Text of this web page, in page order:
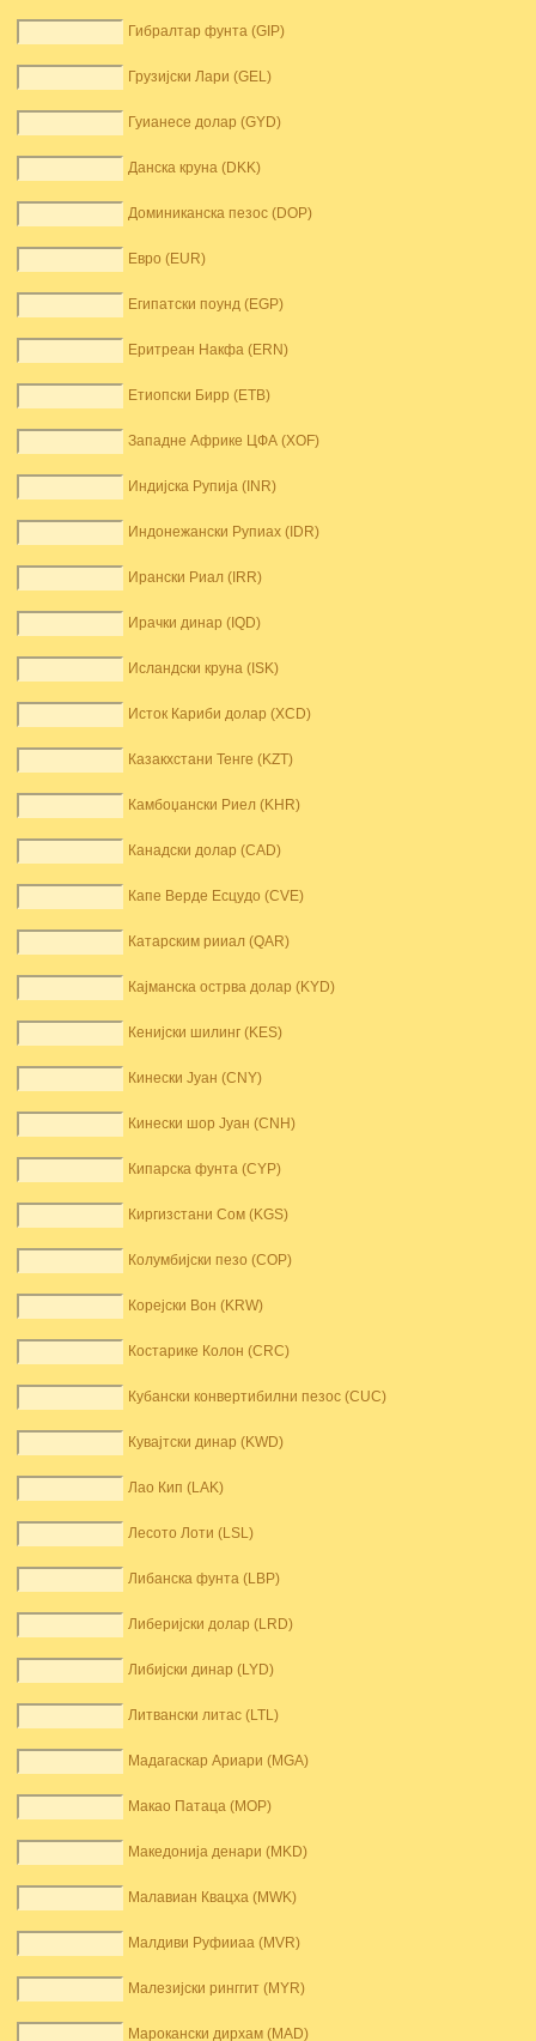
Гибралтар фунта (GIP)
Грузијски Лари (GEL)
Гуианесе долар (GYD)
Данска круна (DKK)
Доминиканска пезос (DOP)
Евро (EUR)
Египатски поунд (EGP)
Еритреан Накфа (ERN)
Етиопски Бирр (ETB)
Западне Африке ЦФА (XOF)
Индијска Рупија (INR)
Индонежански Рупиах (IDR)
Ирански Риал (IRR)
Ирачки динар (IQD)
Исландски круна (ISK)
Исток Кариби долар (XCD)
Казакхстани Тенге (KZT)
Камбоџански Риел (KHR)
Канадски долар (CAD)
Капе Верде Есцудо (CVE)
Катарским рииал (QAR)
Кајманска острва долар (KYD)
Кенијски шилинг (KES)
Кинески Јуан (CNY)
Кинески шор Јуан (CNH)
Кипарска фунта (CYP)
Киргизстани Сом (KGS)
Колумбијски пезо (COP)
Корејски Вон (KRW)
Костарике Колон (CRC)
Кубански конвертибилни пезос (CUC)
Кувајтски динар (KWD)
Лао Кип (LAK)
Лесото Лоти (LSL)
Либанска фунта (LBP)
Либеријски долар (LRD)
Либијски динар (LYD)
Литвански литас (LTL)
Мадагаскар Ариари (MGA)
Макао Патаца (MOP)
Македонија денари (MKD)
Малавиан Квацха (MWK)
Малдиви Руфииаа (MVR)
Малезијски ринггит (MYR)
Марокански дирхам (MAD)